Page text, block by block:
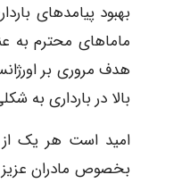
بهبود پیامدهای
ماماهای محترم به
هدف مروری بر
بالا در بارداری به
امید است هر یک از
بخصوص مادران عزیز